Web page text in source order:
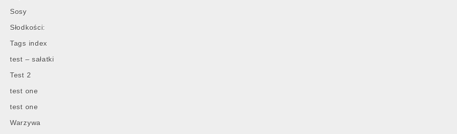
Sosy
Słodkości:
Tags index
test – sałatki
Test 2
test one
test one
Warzywa